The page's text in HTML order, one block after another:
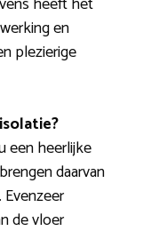
en
plezierige
een heerlijke
daarvan
de vloer